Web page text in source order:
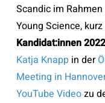
Scandic im
Young Science,
Kandidat:innen 2022
Katja Knappin der
Meeting in
YouTube Videozu